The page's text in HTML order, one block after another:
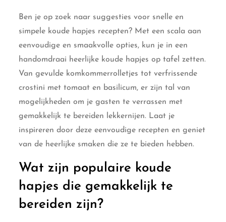
Ben je op zoek naar suggesties voor snelle en
simpele koude hapjes recepten? Met een scala aan
eenvoudige en smaakvolle opties, kun je in een
handomdraai heerlijke koude hapjes op tafel zetten.
Van gevulde komkommerrolletjes tot verfrissende
crostini met tomaat en basilicum, er zijn tal van
mogelijkheden om je gasten te verrassen met
gemakkelijk te bereiden lekkernijen. Laat je
inspireren door deze eenvoudige recepten en geniet
van de heerlijke smaken die ze te bieden hebben.
Wat zijn populaire koude
hapjes die gemakkelijk te
bereiden zijn?